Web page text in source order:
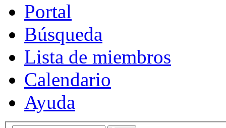
Portal
Búsqueda
Lista de miembros
Calendario
Ayuda